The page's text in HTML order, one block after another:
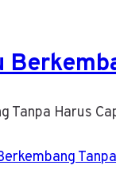
Tanpa Harus